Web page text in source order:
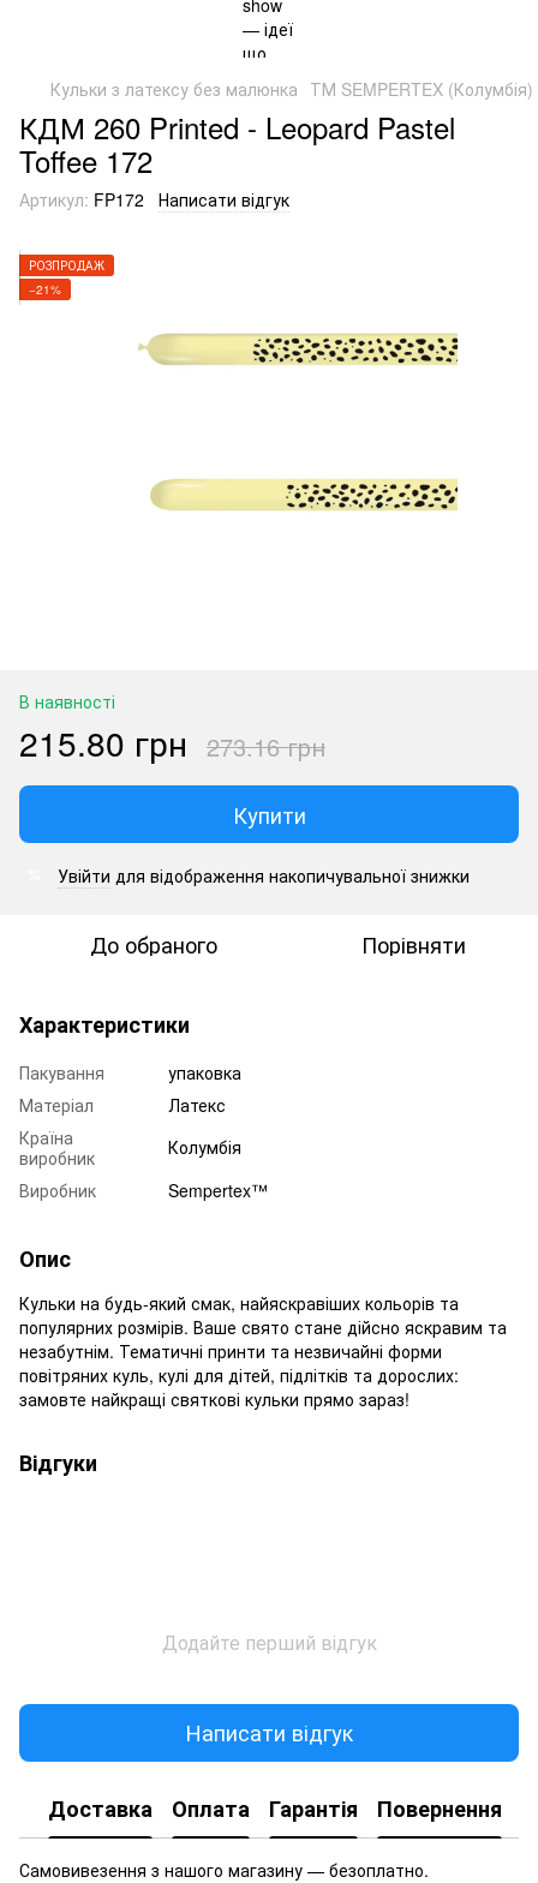
Кульки з латексу без малюнка ТМ SEMPERTEX (Колумбія)
КДМ 260 Printed - Leopard Pastel
Toffee 172
Артикул: FP172 Написати відгук
РОЗПРОДАЖ
−21%
В наявності
215.80 грн 273.16 грн
Купити
Увійти для відображення накопичувальної знижки
До обраного Порівняти
Характеристики
Пакування
упаковка
Матеріал
Латекс
Країна
виробник
Колумбія
Виробник
Sempertex™
Опис
Кульки на будь-який смак, найяскравіших кольорів та
популярних розмірів. Ваше свято стане дійсно яскравим та
незабутнім. Тематичні принти та незвичайні форми
повітряних куль, кулі для дітей, підлітків та дорослих:
замовте найкращі святкові кульки прямо зараз!
Відгуки
Додайте перший відгук
Написати відгук
Доставка Оплата Гарантія Повернення
Самовивезення з нашого магазину — безоплатно.